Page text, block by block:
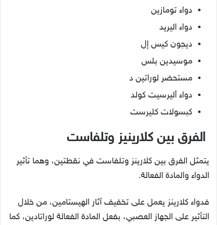
دواء تومازين
دواء اليريد
ديجون كيس إل
موسيدين بلس
مستحضر لوراتين د
دواء أليرسيت كولد
كبسولات كليرست
الفرق بين كلارينيز وتلفاست
يتمثل الفرق بين كلارينز وتلفاست في نقطتين، وهما تأثير
الدواء والمادة الفعالة.
فدواء كلارينز يعمل على تخفيف آثار الهيستامين، من خلال
التأثير على الجهاز العصبي، بفعل المادة الفعالة لوراتادين، كما